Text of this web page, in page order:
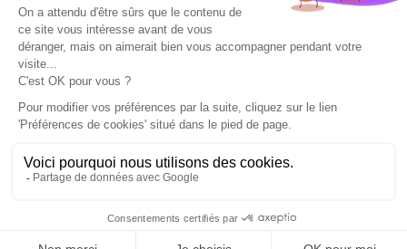
Où ça mène
Cette formation peut mener à ces métiers. Liste non
exhaustive.
💼 Opérateur cyberdéfense militaire
💼
Transmetteur militaire / Spécialiste SIC
💼 Pilote d'hélicoptère de l'armée de terre (ALAT)
Infirmier militaire
Maître-chien militaire